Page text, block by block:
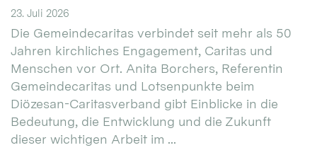
23. Juli 2026
Die Gemeindecaritas verbindet seit mehr als 50
Jahren kirchliches Engagement, Caritas und
Menschen vor Ort. Anita Borchers, Referentin
Gemeindecaritas und Lotsenpunkte beim
Diözesan-Caritasverband gibt Einblicke in die
Bedeutung, die Entwicklung und die Zukunft
dieser wichtigen Arbeit im ...